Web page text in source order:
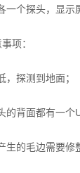
一个探头，显示
项：
探测到地面；
的背面都有一个
生的毛边需要修